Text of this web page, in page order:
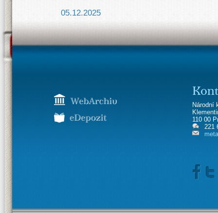
05.12.2025
Národní
110 00
221